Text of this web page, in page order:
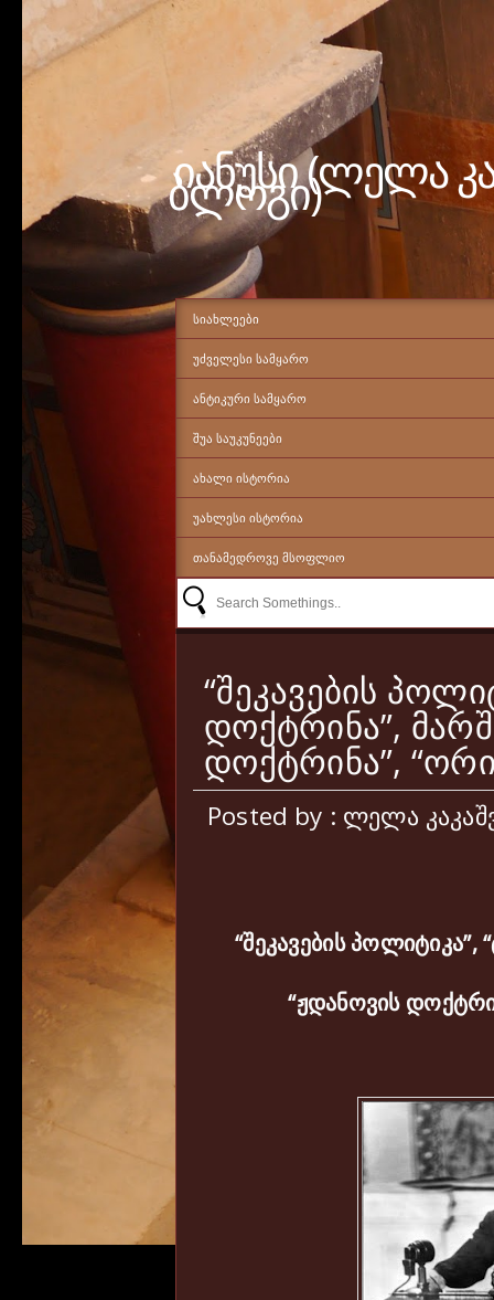
იანუსი (ლელა
ბლოგი)
ᲡᲘᲐᲮᲚᲔᲔᲑᲘ
ᲣᲫᲕᲔᲚᲔᲡᲘ ᲡᲐᲛᲧᲐᲠᲝ
ᲐᲜᲢᲘᲙᲣᲠᲘ ᲡᲐᲛᲧᲐᲠᲝ
ᲨᲣᲐ ᲡᲐᲣᲙᲣᲜᲔᲔᲑᲘ
ᲐᲮᲐᲚᲘ ᲘᲡᲢᲝᲠᲘᲐ
ᲣᲐᲮᲚᲔᲡᲘ ᲘᲡᲢᲝᲠᲘᲐ
ᲗᲐᲜᲐᲛᲔᲓᲠᲝᲕᲔ ᲛᲡᲝᲤᲚᲘᲝ
“შეკავების
დოქტრინა”,
დოქტრინა”,
Posted by : ლელა
“შეკავების პოლიტიკა”, “
“ჟდანოვის